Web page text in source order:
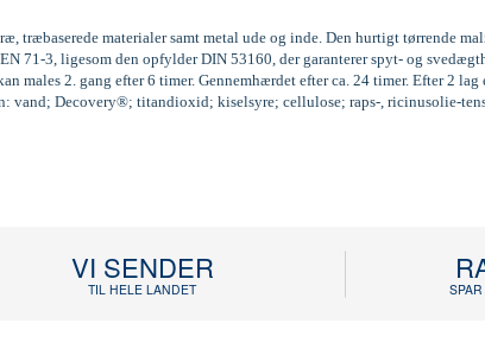
materialer samt metal ude og inde. Den hurtigt tørrende
71-3, ligesom den opfylder DIN 53160, der garanterer spyt- og
males 2. gang efter 6 timer. Gennemhærdet efter ca. 24 timer. Efter 2
vand; Decovery®; titandioxid; kiselsyre; cellulose; raps-, ricinusolie-
VI SENDER
TIL HELE LANDET